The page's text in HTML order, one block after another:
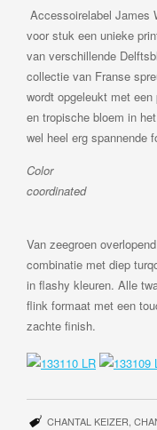
Accessoirelabel James
voor stuk een unieke
van verschillende
collectie van Franse
wordt opgeleukt met
en tropische bloem in
wel heel erg spannende
Color
Van zeegroen
combinatie met diep
in flashy kleuren. Alle
flink formaat met een
zachte finish.
CHANTAL KEIZER,